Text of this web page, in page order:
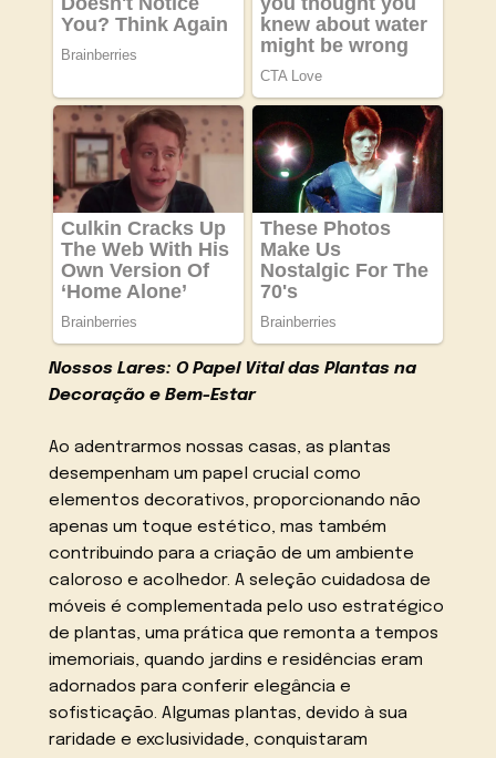
Nossos Lares: O Papel Vital das Plantas na
Decoração e Bem-Estar
Ao adentrarmos nossas casas, as plantas
desempenham um papel crucial como
elementos decorativos, proporcionando não
apenas um toque estético, mas também
contribuindo para a criação de um ambiente
caloroso e acolhedor. A seleção cuidadosa de
móveis é complementada pelo uso estratégico
de plantas, uma prática que remonta a tempos
imemoriais, quando jardins e residências eram
adornados para conferir elegância e
sofisticação. Algumas plantas, devido à sua
raridade e exclusividade, conquistaram